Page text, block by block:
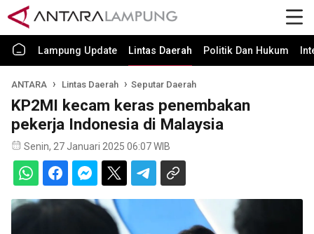
Lampung Update Lintas Daerah Politik Dan Hukum
ANTARA Lintas Daerah Seputar Daerah
KP2MI kecam keras penembakan
pekerja Indonesia di Malaysia
Senin, 27 Januari 2025 06:07 WIB